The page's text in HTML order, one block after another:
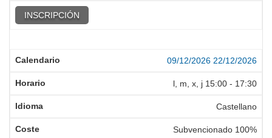
INSCRIPCIÓN
09/12/2026 22/12/2026
l, m, x, j 15:00 - 17:30
Castellano
Subvencionado 100%